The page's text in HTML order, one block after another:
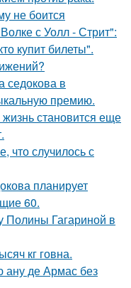
не боится
с Уолл - Стрит":
купит билеты".
седокова в
премию.
становится еще
что случилось с
планирует
60.
Полины Гагариной в
кг говна.
ану де Армас без